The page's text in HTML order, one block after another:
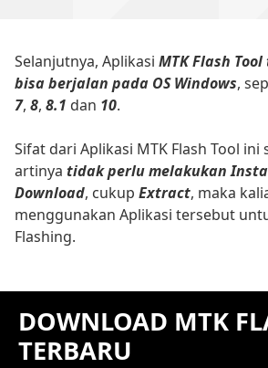
Selanjutnya, Aplikasi MTK Flash
bisa berjalan pada OS Windows,
7, 8, 8.1 dan 10.
Sifat dari Aplikasi MTK Flash Tool ini
artinya tidak perlu melakukan
Download, cukup Extract, maka
menggunakan Aplikasi tersebut
Flashing.
DOWNLOAD MTK
TERBARU